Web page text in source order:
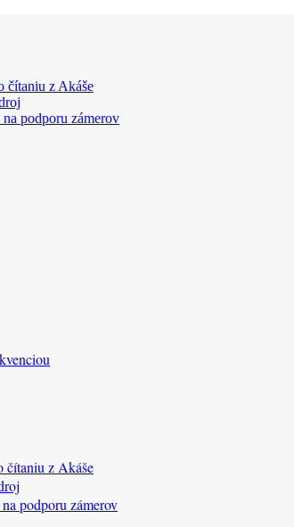
čítaniu z Akáše
podporu zámerov
čítaniu z Akáše
podporu zámerov